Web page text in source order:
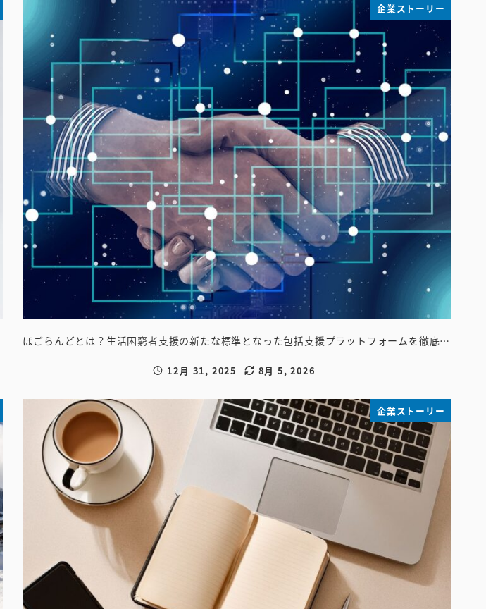
企業ストーリー
ほごらんどとは？生活困窮者支援の新たな標準となった包括支援プラットフォームを徹底…
投稿日
12月 31, 2025
更新日
8月 5, 2026
企業ストーリー